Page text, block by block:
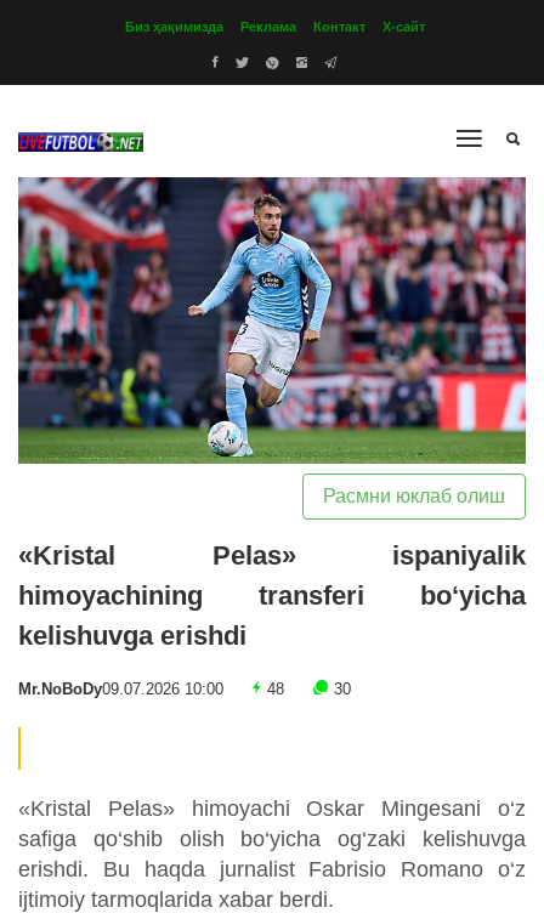
Биз ҳақимизда Реклама Контакт Х-сайт
Расмни юклаб олиш
«Kristal Pelas» ispaniyalik
himoyachining transferi bo‘yicha
kelishuvga erishdi
Mr.NoBoDy09.07.2026 10:00 48 30
«Kristal Pelas» himoyachi Oskar Mingesani o‘z
safiga qo‘shib olish bo‘yicha og‘zaki kelishuvga
erishdi. Bu haqda jurnalist Fabrisio Romano o‘z
ijtimoiy tarmoqlarida xabar berdi.